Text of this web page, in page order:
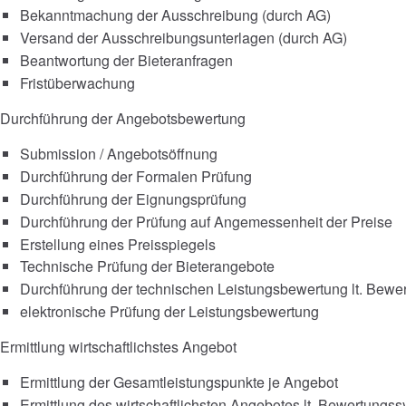
Bekanntmachung der Ausschreibung (durch AG)
Versand der Ausschreibungsunterlagen (durch AG)
Beantwortung der Bieteranfragen
Fristüberwachung
Durchführung der Angebotsbewertung
Submission / Angebotsöffnung
Durchführung der Formalen Prüfung
Durchführung der Eignungsprüfung
Durchführung der Prüfung auf Angemessenheit der Preise
Erstellung eines Preisspiegels
Technische Prüfung der Bieterangebote
Durchführung der technischen Leistungsbewertung lt.
elektronische Prüfung der Leistungsbewertung
Ermittlung wirtschaftlichstes Angebot
Ermittlung der Gesamtleistungspunkte je Angebot